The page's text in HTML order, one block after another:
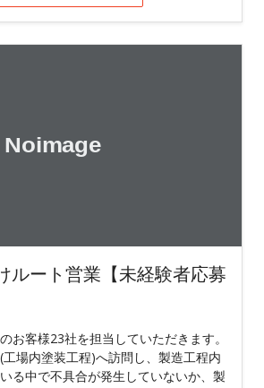
ルート営業【未経験者応募
お客様23社を担当していただきます。
場内塗装工程)へ訪問し、製造工程内
る中で不具合が発生していないか、製